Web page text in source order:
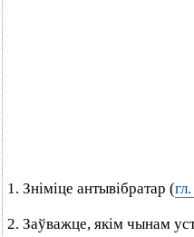
1. Зніміце антывібратар (
2. Заўважце, якім чынам